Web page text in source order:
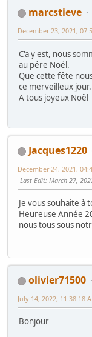
marcstieve
December 23, 2021,
C'a y est, nous
au pére Noël.
Que cette fête
ce merveilleux jour.
A tous joyeux Noël
Jacques1220
December 24, 2021,
Last Edit: March 27,
Je vous souhaite à
Heureuse Année
nous tous sous
olivier71500
July 14, 2022, 11:38:18
Bonjour